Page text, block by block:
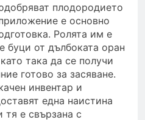
плодородието
е основно
Ролята им е
буци от дълбоката оран
така да се получи
готово за засяване.
инвентар и
една наистина
тя е свързана с